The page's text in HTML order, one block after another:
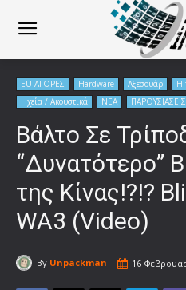
EU ΑΓΟΡΕΣ Hardware Αξεσουάρ Η
Ηχεία / Ακουστικά
ΝΕΑ ΠΑΡΟΥΣΙΑΣΕΙΣ
Βάλτο Σε
“Δυνατότερο”
της Κίνας!?!?
WA3 (Video)
By Unpackman 16